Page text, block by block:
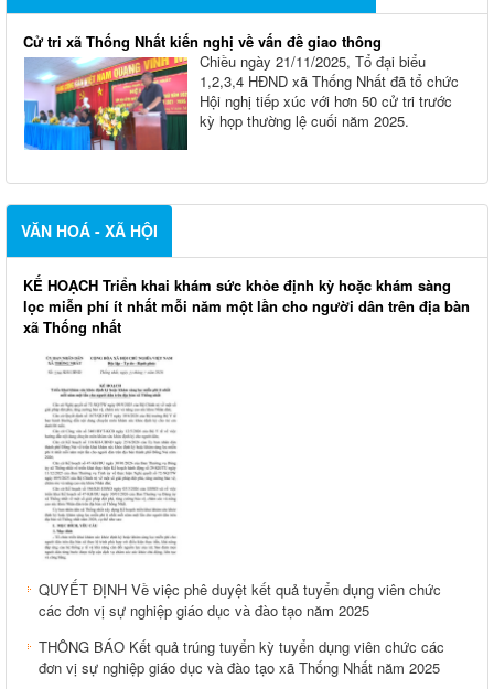
Cử tri xã Thống Nhất kiến nghị về vấn đề giao thông
Chiều ngày 21/11/2025, Tổ đại biểu
1,2,3,4 HĐND xã Thống Nhất đã tổ chức
Hội nghị tiếp xúc với hơn 50 cử tri trước
kỳ họp thường lệ cuối năm 2025.
VĂN HOÁ - XÃ HỘI
KẾ HOẠCH Triển khai khám sức khỏe định kỳ hoặc khám sàng
lọc miễn phí ít nhất mỗi năm một lần cho người dân trên địa bàn
xã Thống nhất
QUYẾT ĐỊNH Về việc phê duyệt kết quả tuyển dụng viên chức
các đơn vị sự nghiệp giáo dục và đào tạo năm 2025
THÔNG BÁO Kết quả trúng tuyển kỳ tuyển dụng viên chức các
đơn vị sự nghiệp giáo dục và đào tạo xã Thống Nhất năm 2025